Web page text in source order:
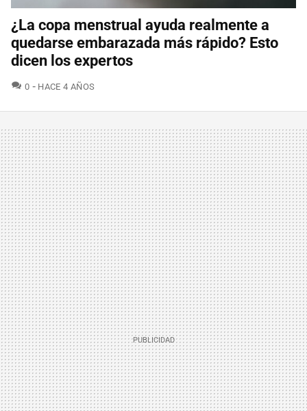
¿La copa menstrual ayuda realmente a
quedarse embarazada más rápido? Esto
dicen los expertos
0 COMENTARIOS
HACE 4 AÑOS